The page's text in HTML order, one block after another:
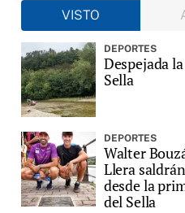
VISTO
DEPORTES
Despejada
Sella
DEPORTES
Walter
Llera
desde la
del Sella